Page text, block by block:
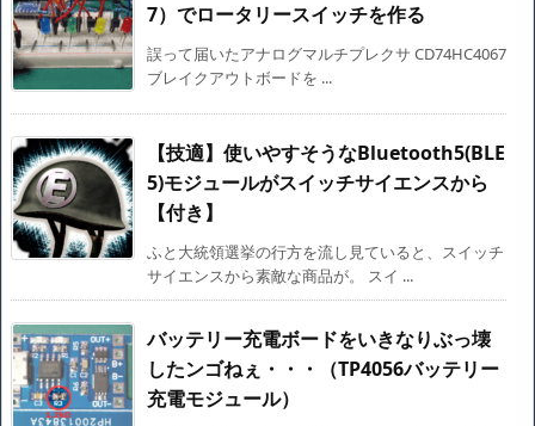
7）でロータリースイッチを作る
誤って届いたアナログマルチプレクサ CD74HC4067
ブレイクアウトボードを ...
【技適】使いやすそうなBluetooth5(BLE
5)モジュールがスイッチサイエンスから
【付き】
ふと大統領選挙の行方を流し見ていると、スイッチ
サイエンスから素敵な商品が。 スイ ...
バッテリー充電ボードをいきなりぶっ壊
したンゴねぇ・・・（TP4056バッテリー
充電モジュール）